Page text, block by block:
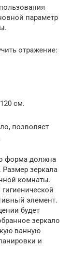
параметр
отражение:
см.
позволяет
форма должна
зеркала
комнаты.
элемент.
будет
зеркало
ванную
и